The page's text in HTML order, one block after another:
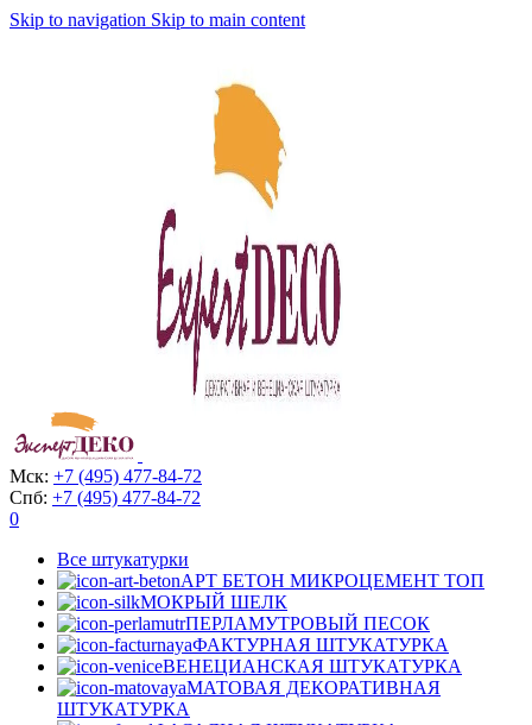
Skip to navigation Skip to main content
Мск: +7 (495) 477-84-72
Спб: +7 (495) 477-84-72
0
Все штукатурки
АРТ БЕТОН МИКРОЦЕМЕНТ ТОП
МОКРЫЙ ШЕЛК
ПЕРЛАМУТРОВЫЙ ПЕСОК
ФАКТУРНАЯ ШТУКАТУРКА
ВЕНЕЦИАНСКАЯ ШТУКАТУРКА
МАТОВАЯ ДЕКОРАТИВНАЯ
ШТУКАТУРКА